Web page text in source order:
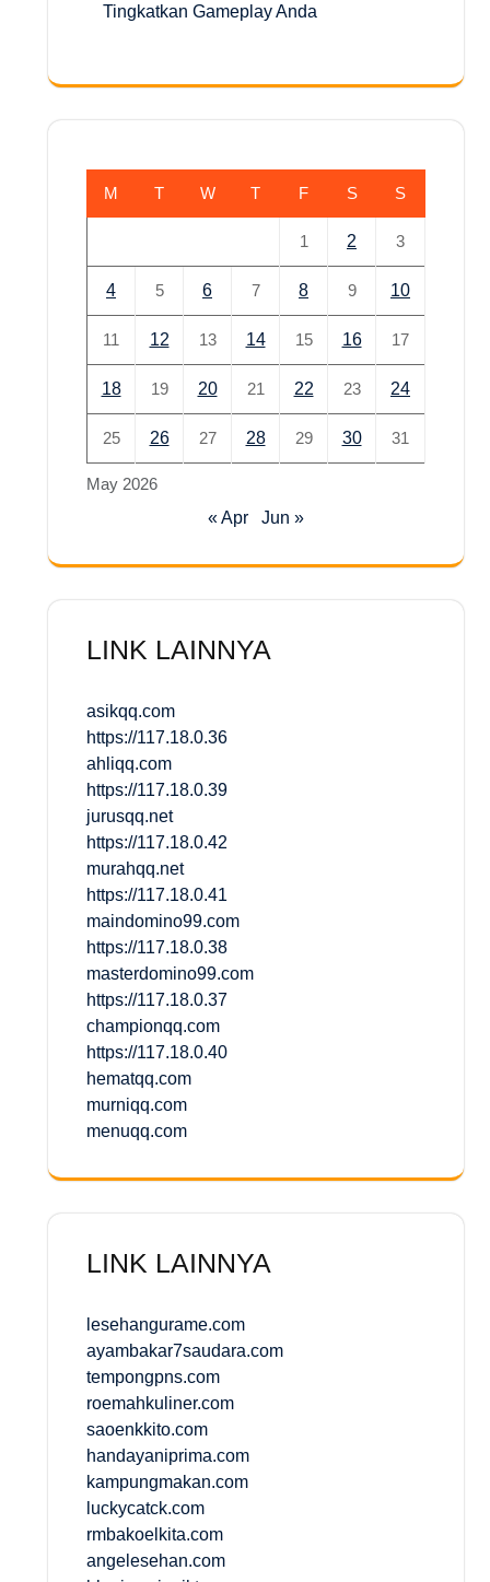
Tingkatkan Gameplay Anda
May 2026
M T W T F S S
1 2 3
4 5 6 7 8 9 10
11 12 13 14 15 16 17
18 19 20 21 22 23 24
25 26 27 28 29 30 31
« Apr Jun »
LINK LAINNYA
asikqq.com
https://117.18.0.36
ahliqq.com
https://117.18.0.39
jurusqq.net
https://117.18.0.42
murahqq.net
https://117.18.0.41
maindomino99.com
https://117.18.0.38
masterdomino99.com
https://117.18.0.37
championqq.com
https://117.18.0.40
hematqq.com
murniqq.com
menuqq.com
LINK LAINNYA
lesehangurame.com
ayambakar7saudara.com
tempongpns.com
roemahkuliner.com
saoenkkito.com
handayaniprima.com
kampungmakan.com
luckycatck.com
rmbakoelkita.com
angelesehan.com